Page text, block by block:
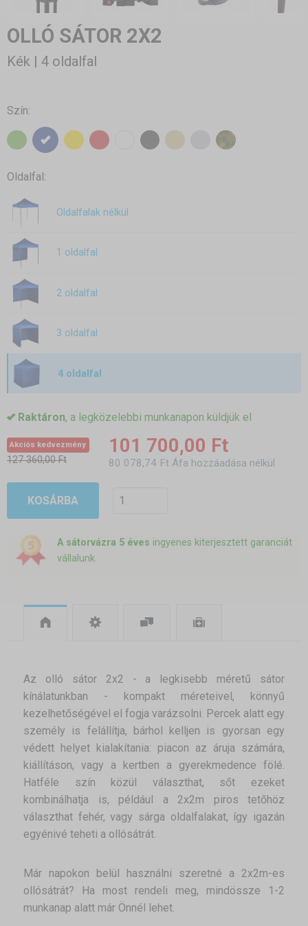
OLLÓ SÁTOR 2X2
Kék | 4 oldalfal
Szín:
Oldalfal:
Oldalfalak nélkül
1 oldalfal
2 oldalfal
3 oldalfal
4 oldalfal
Raktáron, a legközelebbi munkanapon küldjük el
Akciós kedvezmény
127 360,00 Ft
101 700,00 Ft
80 078,74 Ft Áfa hozzáadása nélkül
KOSÁRBA
A sátorvázra 5 éves ingyenes kiterjesztett garanciát
vállalunk.
Az olló sátor 2x2 - a legkisebb méretű sátor
kínálatunkban - kompakt méreteivel, könnyű
kezelhetőségével el fogja varázsolni. Percek alatt egy
személy is felállítja, bárhol kelljen is gyorsan egy
védett helyet kialakítania: piacon az áruja számára,
kiállításon, vagy a kertben a gyerekmedence fölé.
Hatféle szín közül választhat, sőt ezeket
kombinálhatja is, például a 2x2m piros tetőhöz
választhat fehér, vagy sárga oldalfalakat, így igazán
egyénivé teheti a ollósátrát.
Már napokon belül használni szeretné a 2x2m-es
ollósátrát? Ha most rendeli meg, mindössze 1-2
munkanap alatt már Önnél lehet.